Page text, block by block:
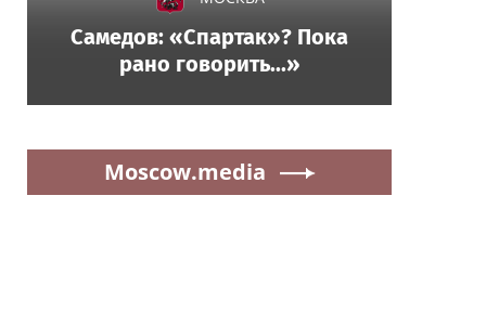
Самедов: «Спартак»? Пока
рано говорить...»
Moscow.media